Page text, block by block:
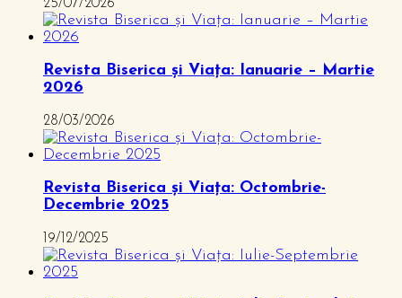
25/07/2026
Revista Biserica și Viața: Ianuarie – Martie
2026
28/03/2026
Revista Biserica și Viața: Octombrie-
Decembrie 2025
19/12/2025